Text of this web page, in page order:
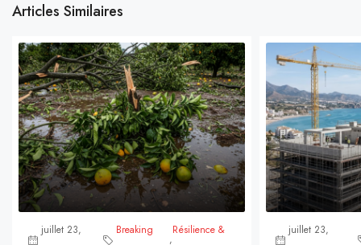
Articles Similaires
juillet 23,
Breaking
,
Résilience &
juillet 23,